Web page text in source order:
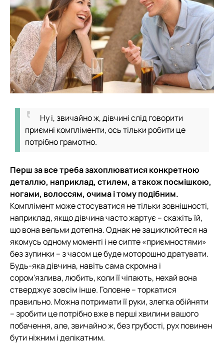
Ну і, звичайно ж, дівчині слід говорити
приємні компліменти, ось тільки робити це
потрібно грамотно.
Перш за все треба захоплюватися конкретною
деталлю, наприклад, стилем, а також посмішкою,
ногами, волоссям, очима і тому подібним.
Комплімент може стосуватися не тільки зовнішності,
наприклад, якщо дівчина часто жартує – скажіть їй,
що вона вельми дотепна. Однак не зациклюйтеся на
якомусь одному моменті і не сипте «приємностями»
без зупинки – з часом це буде моторошно дратувати.
Будь-яка дівчина, навіть сама скромна і
сором'язлива, любить, коли її чіпають, нехай вона
стверджує зовсім інше. Головне – торкатися
правильно. Можна потримати її руки, злегка обійняти
– зробити це потрібно вже в перші хвилини вашого
побачення, але, звичайно ж, без грубості, рух повинен
бути ніжним і делікатним.